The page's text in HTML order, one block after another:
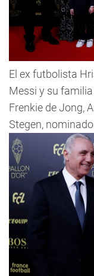
El ex futbolista
Messi y su
Frenkie de Jong,
Stegen,